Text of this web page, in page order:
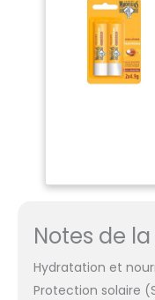
Notes de
Hydratation et
Protection solaire